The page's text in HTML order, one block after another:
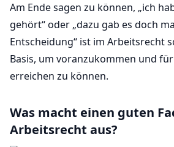
Am Ende sagen zu können, „ich
gehört“ oder „dazu gab es doch
Entscheidung“ ist im Arbeitsrecht
Basis, um voranzukommen und
erreichen zu können.
Was macht einen guten
Arbeitsrecht aus?